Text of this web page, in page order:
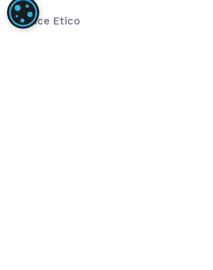
Codice Etico
IMPOSTAZIONI DEI COOKIE